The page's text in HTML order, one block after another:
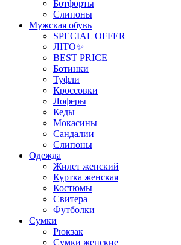
Ботфорты
Слипоны
Мужская обувь
SPECIAL OFFER
ЛІТО✨
BEST PRICE
Ботинки
Туфли
Кроссовки
Лоферы
Кеды
Мокасины
Сандалии
Слипоны
Одежда
Жилет женский
Куртка женская
Костюмы
Свитера
Футболки
Сумки
Рюкзак
Сумки женские